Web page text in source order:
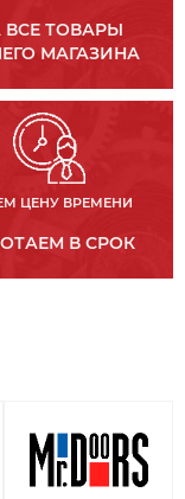
ВСЕ ТОВАРЫ
МАГАЗИНА
ЦЕНУ ВРЕМЕНИ
В СРОК